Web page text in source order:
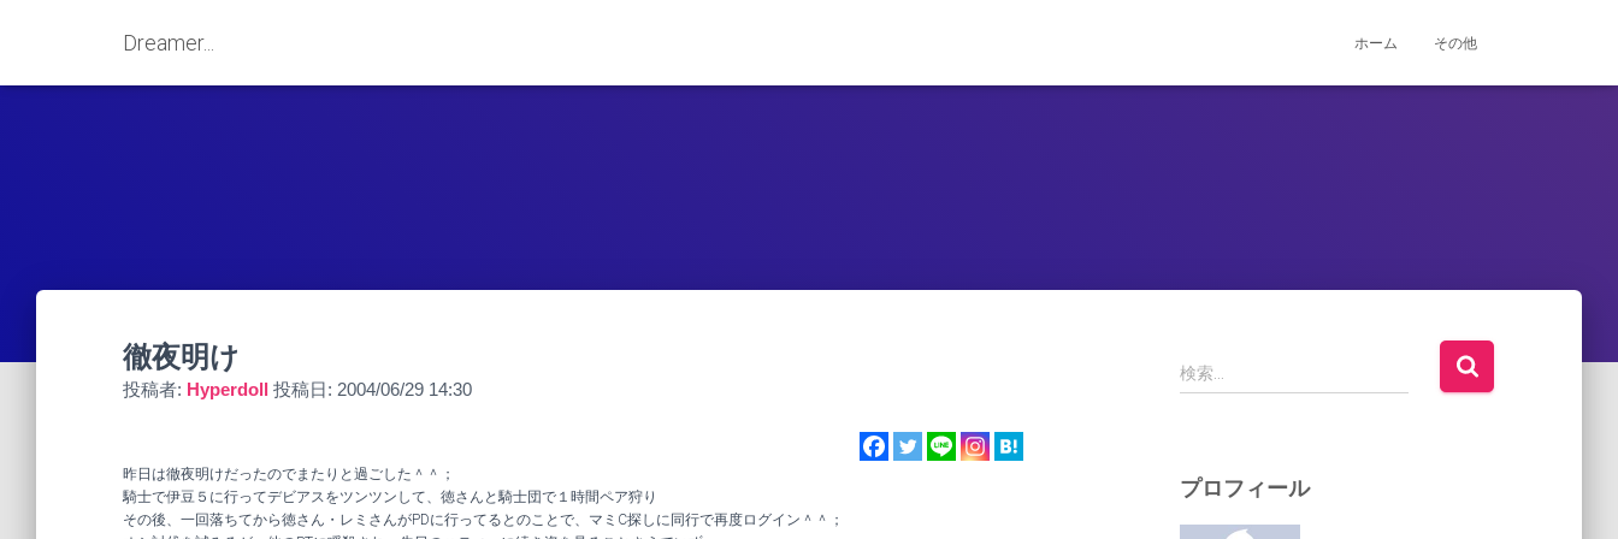
Dreamer... ホーム その他
徹夜明け
投稿者: Hyperdoll 投稿日: 2004/06/29 14:30
昨日は徹夜明けだったのでまたりと過ごした＾＾；
騎士で伊豆５に行ってデビアスをツンツンして、徳さんと騎士団で１時間ペア狩り
その後、一回落ちてから徳さん・レミさんがPDに行ってるとのことで、マミC探しに同行で再度ログイン＾＾；
検
索
検索…
プロフィール